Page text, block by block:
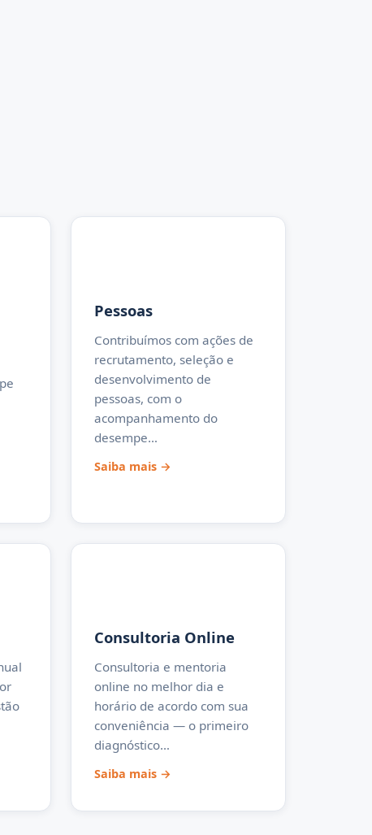
Pessoas
Contribuímos com ações de
recrutamento, seleção e
desenvolvimento de
pessoas, com o
acompanhamento do
desempe…
Saiba mais →
Consultoria Online
Consultoria e mentoria
online no melhor dia e
horário de acordo com sua
conveniência — o primeiro
diagnóstico…
Saiba mais →